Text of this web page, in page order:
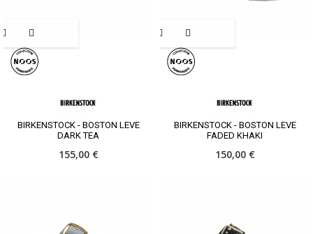
BIRKENSTOCK - BOSTON LEVE
DARK TEA
155,00 €
BIRKENSTOCK - BOSTON LEVE
FADED KHAKI
150,00 €